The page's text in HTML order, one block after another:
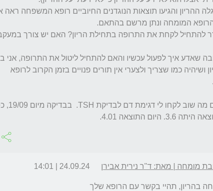
היום התוצאה 4.01.
מומחה | מאת: ד"ר נירית אבירן 24.09.24 | 14:01
בהריון, תהיי בקשר עם הרופא שלך